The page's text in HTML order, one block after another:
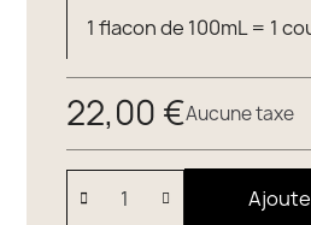
1 flacon de 100mL = 1
22,00 €Aucune taxe